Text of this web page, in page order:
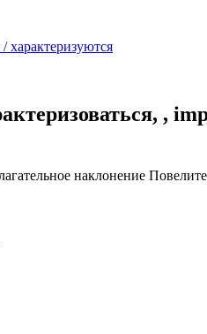
характеризуются
, ,
наклонение